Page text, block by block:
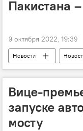
Пакистана
9 октября 2022, 19:39
Новости
Вице-
запуске
мосту